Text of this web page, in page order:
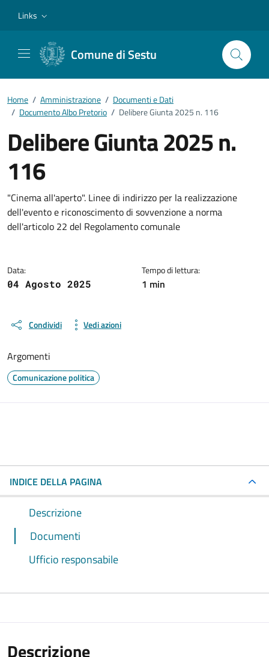
Links
Comune di Sestu
Home / Amministrazione / Documenti e Dati
/ Documento Albo Pretorio / Delibere Giunta 2025 n. 116
Delibere Giunta 2025 n.
116
Dettagli del documento
"Cinema all'aperto". Linee di indirizzo per la realizzazione
dell'evento e riconoscimento di sovvenzione a norma
dell'articolo 22 del Regolamento comunale
Data:
04 Agosto 2025
Tempo di lettura:
1 min
Condividi Vedi azioni
Argomenti
Comunicazione politica
INDICE DELLA PAGINA
Descrizione
Documenti
Ufficio responsabile
Descrizione